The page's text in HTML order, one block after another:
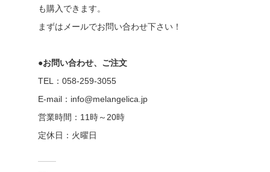
も購入できます。
まずはメールでお問い合わせ下さい！
●お問い合わせ、ご注文
TEL：058-259-3055
E-mail：info@melangelica.jp
営業時間：11時～20時
定休日：火曜日